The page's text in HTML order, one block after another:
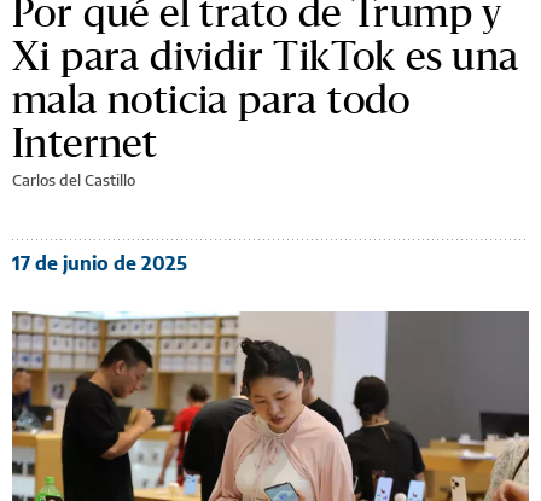
Por qué el trato de Trump y
Xi para dividir TikTok es una
mala noticia para todo
Internet
Carlos del Castillo
17 de junio de 2025